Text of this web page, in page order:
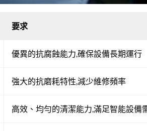
要求
優異的抗腐蝕能力,確保設備長期運行
強大的抗磨耗特性,減少維修頻率
高效、均勻的清潔能力,滿足智能設備